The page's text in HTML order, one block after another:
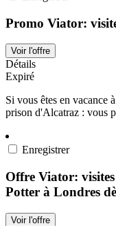
Promo Viator:
Voir l'offre
Détails
Expiré
Si vous êtes en vacance
prison d'Alcatraz : vous
Enregistrer
Offre Viator:
Potter à Londres
Voir l'offre